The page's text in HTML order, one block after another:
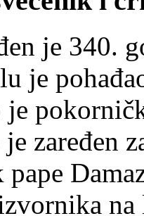
je 340.
je
zaređen